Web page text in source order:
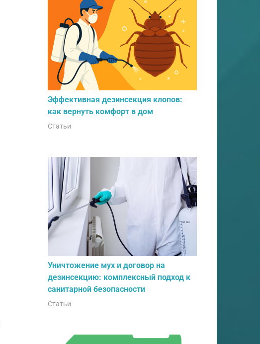
Эффективная дезинсекция клопов:
как вернуть комфорт в дом
Статьи
Уничтожение мух и договор на
дезинсекцию: комплексный подход к
санитарной безопасности
Статьи